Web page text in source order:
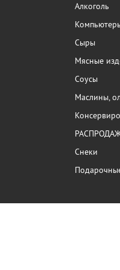
Алкоголь
Сыры
Мясные
Соусы
Маслины,
Снеки